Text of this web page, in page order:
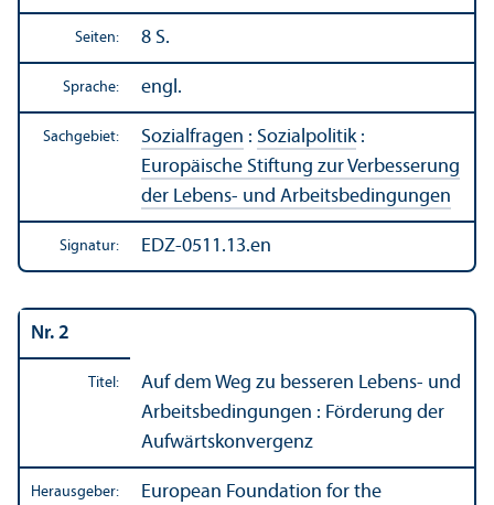
Seiten: 8 S.
Sprache: engl.
Sachgebiet: Sozialfragen : Sozialpolitik:
Europäische Stiftung zur Verbesserung
der Lebens- und Arbeits­bedingungen
Signatur: EDZ-0511.13.en
Nr. 2
Titel:
Auf dem Weg zu besseren Lebens- und
Arbeits­bedingungen : Förderung der
Aufwärtskonvergenz
Herausgeber:
European Foundation for the